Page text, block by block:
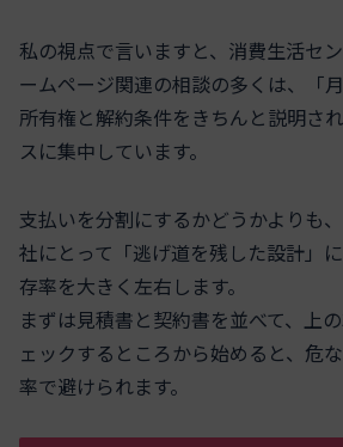
私の視点で言いますと、消費生活セ
ームページ関連の相談の多くは、「
所有権と解約条件をきちんと説明さ
スに集中しています。
支払いを分割にするかどうかよりも
社にとって「逃げ道を残した設計」
存率を大きく左右します。
まずは見積書と契約書を並べて、上
ェックするところから始めると、危
率で避けられます。